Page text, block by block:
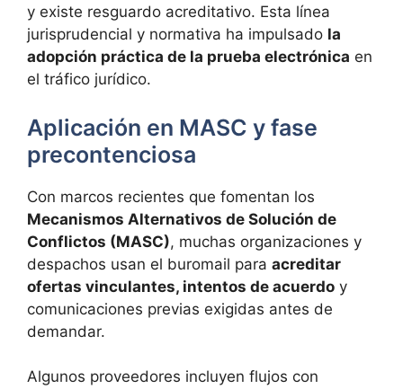
y existe resguardo acreditativo. Esta línea
jurisprudencial y normativa ha impulsado la
adopción práctica de la prueba electrónica en
el tráfico jurídico.
Aplicación en MASC y fase
precontenciosa
Con marcos recientes que fomentan los
Mecanismos Alternativos de Solución de
Conflictos (MASC), muchas organizaciones y
despachos usan el buromail para acreditar
ofertas vinculantes, intentos de acuerdo y
comunicaciones previas exigidas antes de
demandar.
Algunos proveedores incluyen flujos con